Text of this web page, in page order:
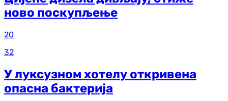
ново поскупљење
20
32
У луксузном хотелу откривена
опасна бактерија